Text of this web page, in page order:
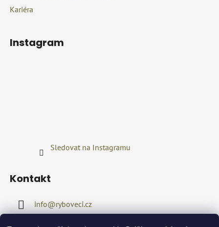
Kariéra
Instagram
Sledovat na Instagramu
Kontakt
info@ryboveci.cz